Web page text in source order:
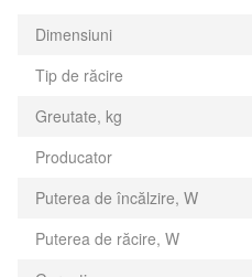
Dimensiuni
Tip de răcire
Greutate, kg
Producator
Puterea de încălzire, W
Puterea de răcire, W